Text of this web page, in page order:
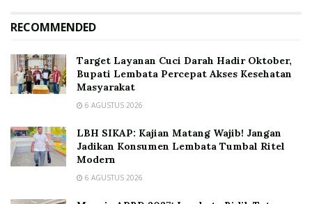
RECOMMENDED
Target Layanan Cuci Darah Hadir Oktober,
Bupati Lembata Percepat Akses Kesehatan
Masyarakat
6 AGUSTUS 2026
LBH SIKAP: Kajian Matang Wajib! Jangan
Jadikan Konsumen Lembata Tumbal Ritel
Modern
6 AGUSTUS 2026